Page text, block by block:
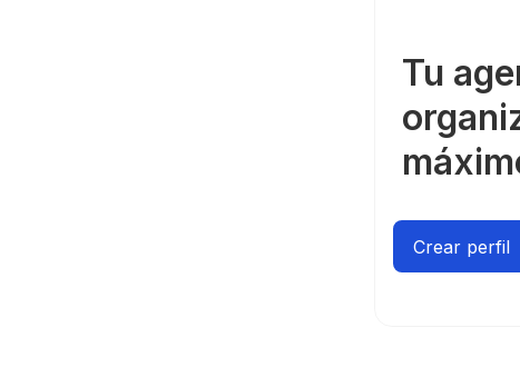
Tu
Crear perfil